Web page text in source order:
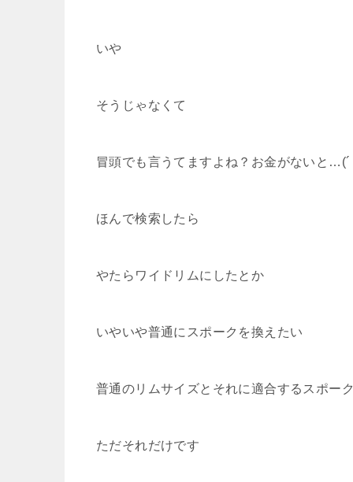
いや
そうじゃなくて
冒頭でも言うてますよね？お金がないと
ほんで検索したら
やたらワイドリムにしたとか
いやいや普通にスポークを換えたい
普通のリムサイズとそれに適合するスポー
ただそれだけです